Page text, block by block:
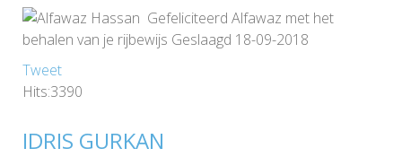
Gefeliciteerd Alfawaz met het
behalen van je rijbewijs Geslaagd 18-09-2018
Tweet
Hits:3390
IDRIS GURKAN